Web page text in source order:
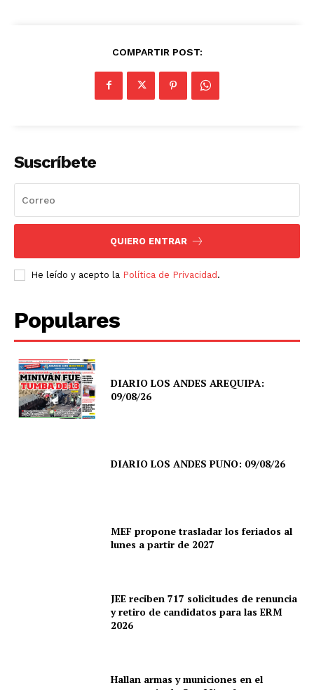
COMPARTIR POST:
Suscríbete
QUIERO ENTRAR
He leído y acepto la Política de Privacidad.
Populares
DIARIO LOS ANDES AREQUIPA:
09/08/26
DIARIO LOS ANDES PUNO: 09/08/26
MEF propone trasladar los feriados al
lunes a partir de 2027
JEE reciben 717 solicitudes de renuncia
y retiro de candidatos para las ERM
2026
Hallan armas y municiones en el